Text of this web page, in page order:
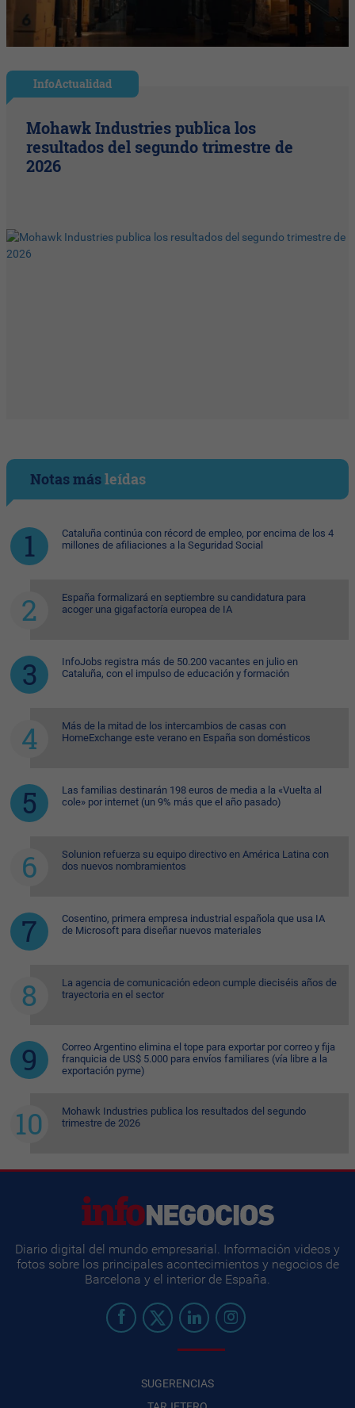
InfoActualidad
Mohawk Industries publica los
resultados del segundo trimestre de
2026
Notas másleídas
Cataluña continúa con récord de empleo, por encima de los 4
millones de afiliaciones a la Seguridad Social
España formalizará en septiembre su candidatura para
acoger una gigafactoría europea de IA
InfoJobs registra más de 50.200 vacantes en julio en
Cataluña, con el impulso de educación y formación
Más de la mitad de los intercambios de casas con
HomeExchange este verano en España son domésticos
Las familias destinarán 198 euros de media a la «Vuelta al
cole» por internet (un 9% más que el año pasado)
Solunion refuerza su equipo directivo en América Latina con
dos nuevos nombramientos
Cosentino, primera empresa industrial española que usa IA
de Microsoft para diseñar nuevos materiales
La agencia de comunicación edeon cumple dieciséis años de
trayectoria en el sector
Correo Argentino elimina el tope para exportar por correo y fija
franquicia de US$ 5.000 para envíos familiares (vía libre a la
exportación pyme)
Mohawk Industries publica los resultados del segundo
trimestre de 2026
Diario digital del mundo empresarial. Información videos y
fotos sobre los principales acontecimientos y negocios de
Barcelona y el interior de España.
SUGERENCIAS